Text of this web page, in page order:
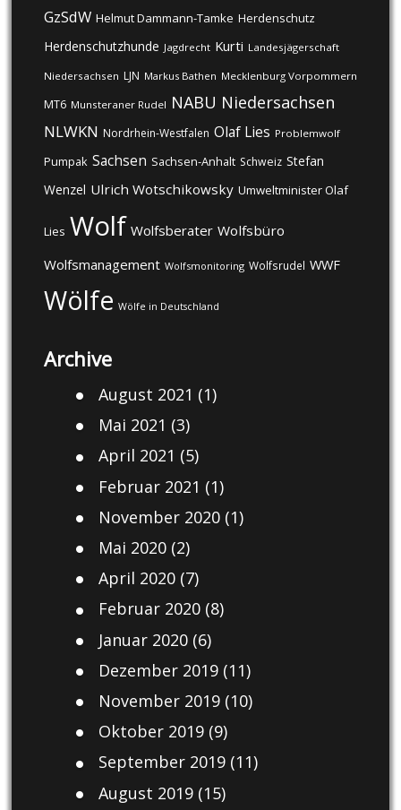
GzSdW Helmut Dammann-Tamke Herdenschutz
Herdenschutzhunde Jagdrecht Kurti Landesjägerschaft
Niedersachsen LJN Markus Bathen Mecklenburg Vorpommern
MT6 Munsteraner Rudel NABU Niedersachsen
NLWKN Nordrhein-Westfalen Olaf Lies Problemwolf
Pumpak Sachsen Sachsen-Anhalt Schweiz Stefan
Wenzel Ulrich Wotschikowsky Umweltminister Olaf
Lies Wolf Wolfsberater Wolfsbüro
Wolfsmanagement Wolfsmonitoring Wolfsrudel WWF
Wölfe Wölfe in Deutschland
Archive
August 2021 (1)
Mai 2021 (3)
April 2021 (5)
Februar 2021 (1)
November 2020(1)
Mai 2020(2)
April 2020(7)
Februar 2020(8)
Januar 2020(6)
Dezember 2019(11)
November 2019(10)
Oktober 2019(9)
September 2019(11)
August 2019(15)